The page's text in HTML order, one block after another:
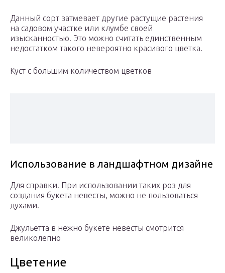
Данный сорт затмевает другие растущие растения
на садовом участке или клумбе своей
изысканностью. Это можно считать единственным
недостатком такого невероятно красивого цветка.
Куст с большим количеством цветков
Использование в ландшафтном дизайне
Для справки! При использовании таких роз для
создания букета невесты, можно не пользоваться
духами.
Джульетта в нежно букете невесты смотрится
великолепно
Цветение